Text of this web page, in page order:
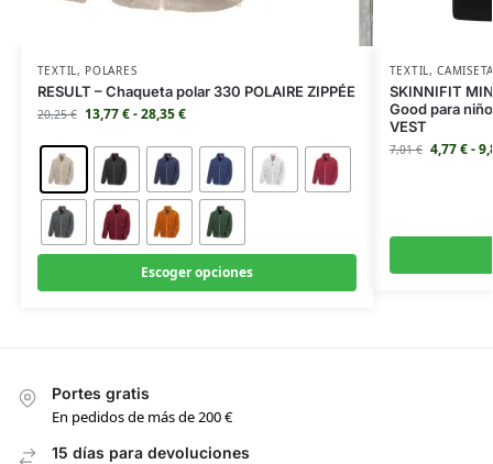
TEXTIL, POLARES
RESULT – Chaqueta polar 330 POLAIRE ZIPPÉE
20,25€ 13,77€-28,35€
Escoger opciones
TEXTIL,
SKINNIFIT
Good para
VEST
7,01€ 4,77€-
Portes gratis
En pedidos de más de 200 €
15 días para devoluciones